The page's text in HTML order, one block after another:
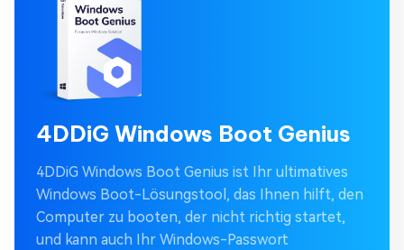
4DDiG Windows Boot Genius
4DDiG Windows Boot Genius ist Ihr ultimatives
Windows Boot-Lösungstool, das Ihnen hilft, den
Computer zu booten, der nicht richtig startet,
und kann auch Ihr Windows-Passwort